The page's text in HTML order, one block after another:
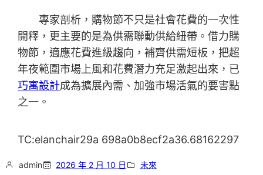
專家剖析，購物節不只是社會花費的一次性
開釋，更主要的是為供需聯動供給紐帶。借力購
物節，適應花費進級趨向，補齊供需短板，把超
年夜範圍市場上風和花費潛力充足激起出來，已
巧寓設計成為擴展內需、加強市場活氣的要害點
之一。
TC:elanchair29a 698a0b8ecf2a36.68162297
admin 2026 年 2 月 10 日 未來